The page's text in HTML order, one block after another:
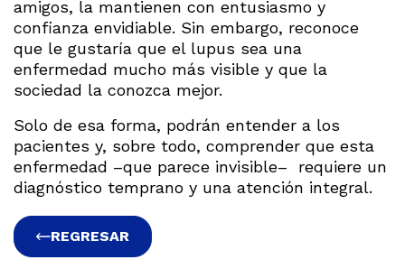
amigos, la mantienen con entusiasmo y
confianza envidiable. Sin embargo, reconoce
que le gustaría que el lupus sea una
enfermedad mucho más visible y que la
sociedad la conozca mejor.
Solo de esa forma, podrán entender a los
pacientes y, sobre todo, comprender que esta
enfermedad –que parece invisible– requiere un
diagnóstico temprano y una atención integral.
REGRESAR